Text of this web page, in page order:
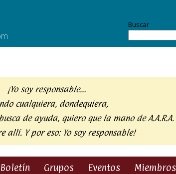
Buscar
¡Yo soy responsable…
cualquiera, dondequiera,
de ayuda, quiero que la mano de A.A.R.A.
allí. Y por eso: Yo soy responsable!
Boletín Grupos Eventos Miembros